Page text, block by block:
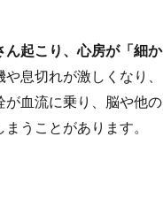
起こり、心房が「細か
息切れが激しくなり、
が血流に乗り、脳や他の
うことがあります。